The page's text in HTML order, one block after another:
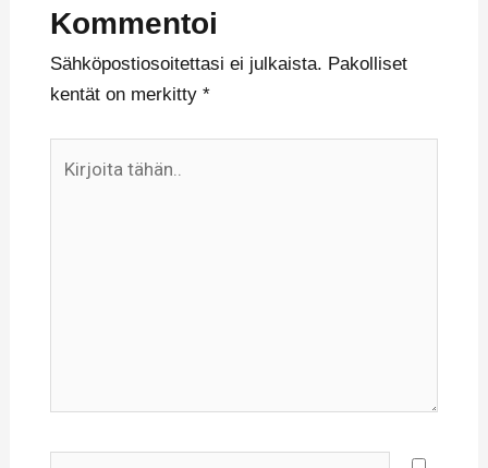
Kommentoi
Sähköpostiosoitettasi ei julkaista. Pakolliset
kentät on merkitty *
tähän..